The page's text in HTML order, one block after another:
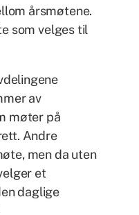
årsmøtene.
som velges til
av
møter på
Andre
men da uten
et
daglige